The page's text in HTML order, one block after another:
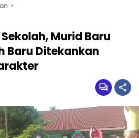
Murid Baru
Baru Ditekankan